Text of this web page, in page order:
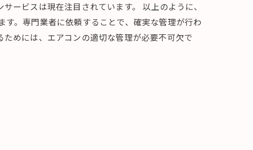
ービスは現在注目されています。 以上のように、
。専門業者に依頼することで、確実な管理が行わ
めには、エアコンの適切な管理が必要不可欠で